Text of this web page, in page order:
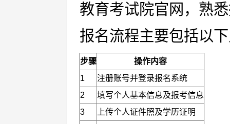
教育考试院官网，熟
报名流程主要包括以
步骤
操作内容
1
注册账号并登录报名系统
2
填写个人基本信息及报考信息
3
上传个人证件照及学历证明